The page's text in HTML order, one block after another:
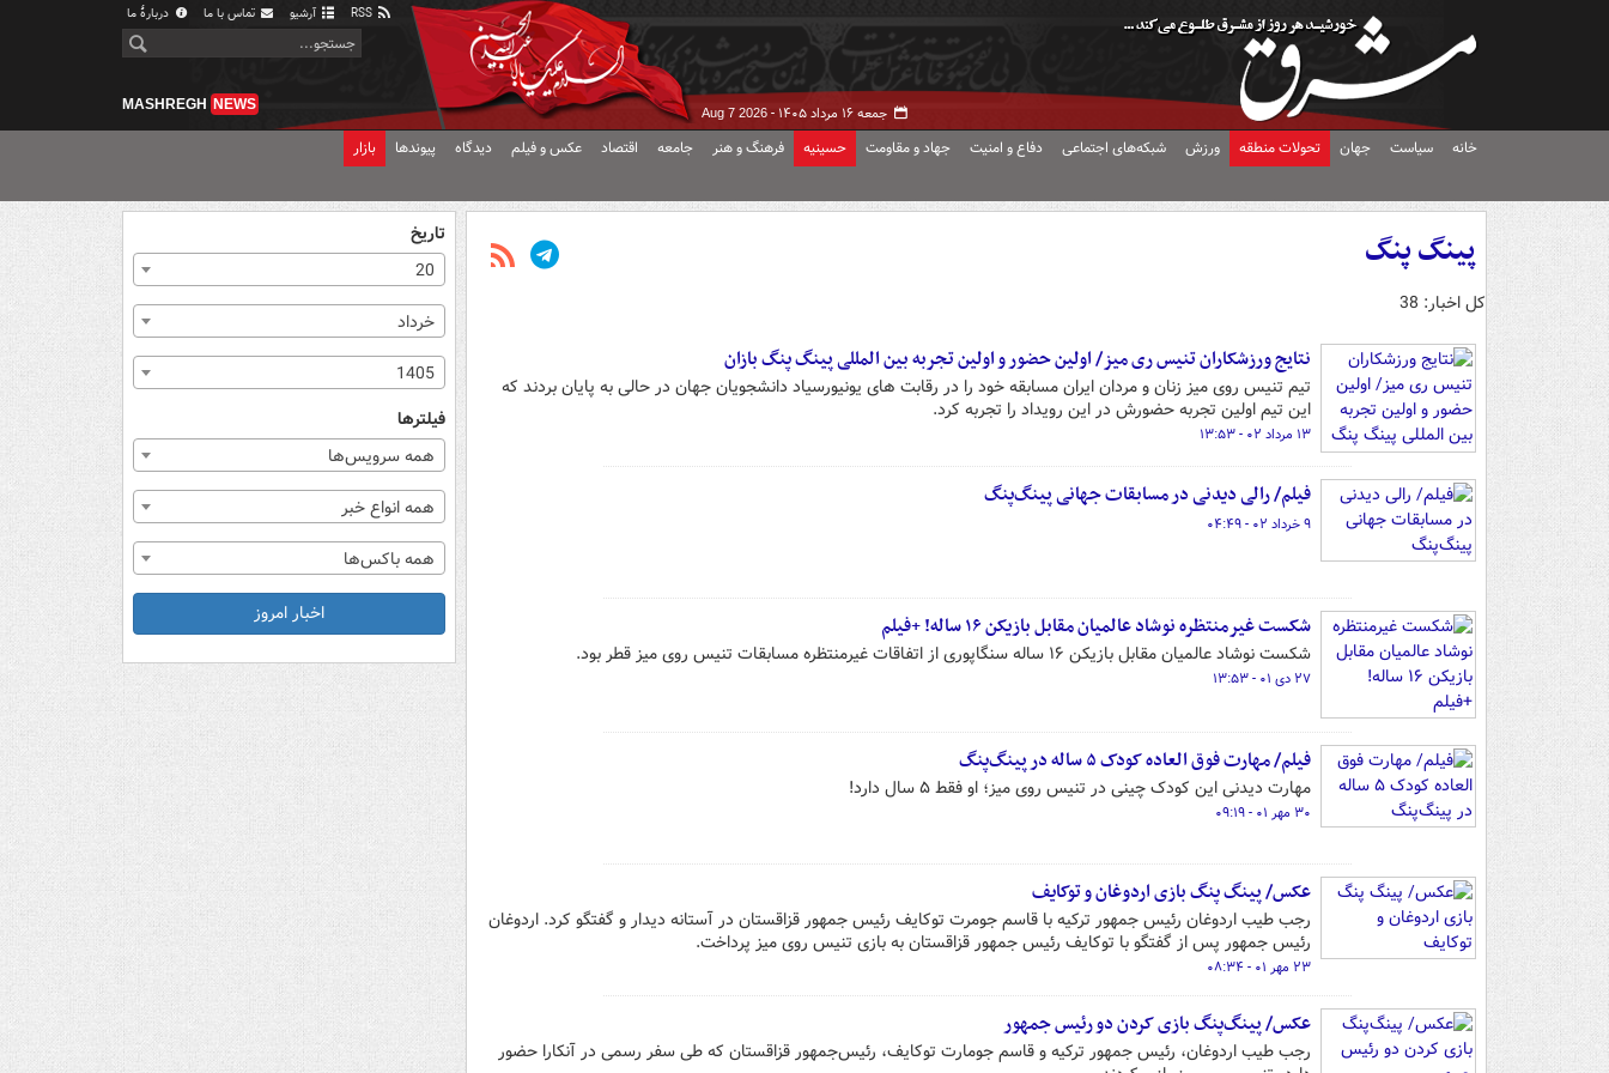
آرشیو تماس با ما دربارهٔ ما
جمعه ۱۶ مرداد ۱۴۰۵ - Aug 7 2026
MASHREGH NEWS
خانه سیاست جهان تحولات منطقه ورزش شبکه‌های اجتماعی دفاع و امنیت جهاد و مقاومت حسینیه فرهنگ و هنر جامعه اقتصاد عکس و فیلم دیدگاه پیوندها بازار
پینگ پنگ
کل اخبار: 38
نتایج ورزشکاران تنیس ری میز/ اولین حضور و اولین تجربه بین المللی پینگ پنگ بازان
تیم تنیس روی میز زنان و مردان ایران مسابقه خود را در رقابت های یونیورسیاد دانشجویان جهان در حالی به پایان بردند که
این تیم اولین تجربه حضورش در این رویداد را تجربه کرد.
۱۳ مرداد ۰۲ - ۱۳:۵۳
فیلم/ رالی دیدنی در مسابقات جهانی پینگ‌پنگ
۹ خرداد ۰۲ - ۰۴:۴۹
شکست غیرمنتظره نوشاد عالمیان مقابل بازیکن ۱۶ ساله! +فیلم
شکست نوشاد عالمیان مقابل بازیکن ۱۶ ساله سنگاپوری از اتفاقات غیرمنتظره مسابقات تنیس روی میز قطر بود.
۲۷ دی ۰۱ - ۱۳:۵۳
فیلم/ مهارت فوق العاده کودک ۵ ساله در پینگ‌پنگ
مهارت دیدنی این کودک چینی در تنیس روی میز؛ او فقط ۵ سال دارد!
۳۰ مهر ۰۱ - ۰۹:۱۹
عکس/ پینگ پنگ بازی اردوغان و توکایف
رجب طیب اردوغان رئیس جمهور ترکیه با قاسم جومرت توکایف رئیس جمهور قزاقستان در آستانه دیدار و گفتگو کرد. اردوغان
رئیس جمهور پس از گفتگو با توکایف رئیس جمهور قزاقستان به بازی تنیس روی میز پرداخت.
۲۳ مهر ۰۱ - ۰۸:۳۴
عکس/ پینگ‌پنگ بازی کردن دو رئیس جمهور
رجب طیب اردوغان، رئیس جمهور ترکیه و قاسم جومارت توکایف، رئیس‌جمهور قزاقستان که طی سفر رسمی در آنکارا حضور
تاریخ
20
خرداد
1405
فیلترها
همه سرویس‌ها
همه انواع خبر
همه باکس‌ها
اخبار امروز